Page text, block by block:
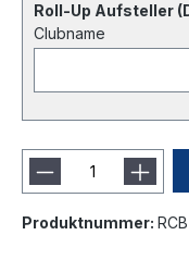
Roll-Up Aufsteller
Clubname
Produktnummer: